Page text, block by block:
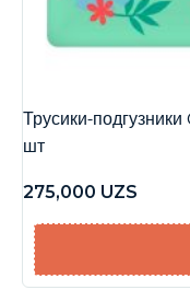
Трусики-
шт
275,000 UZS